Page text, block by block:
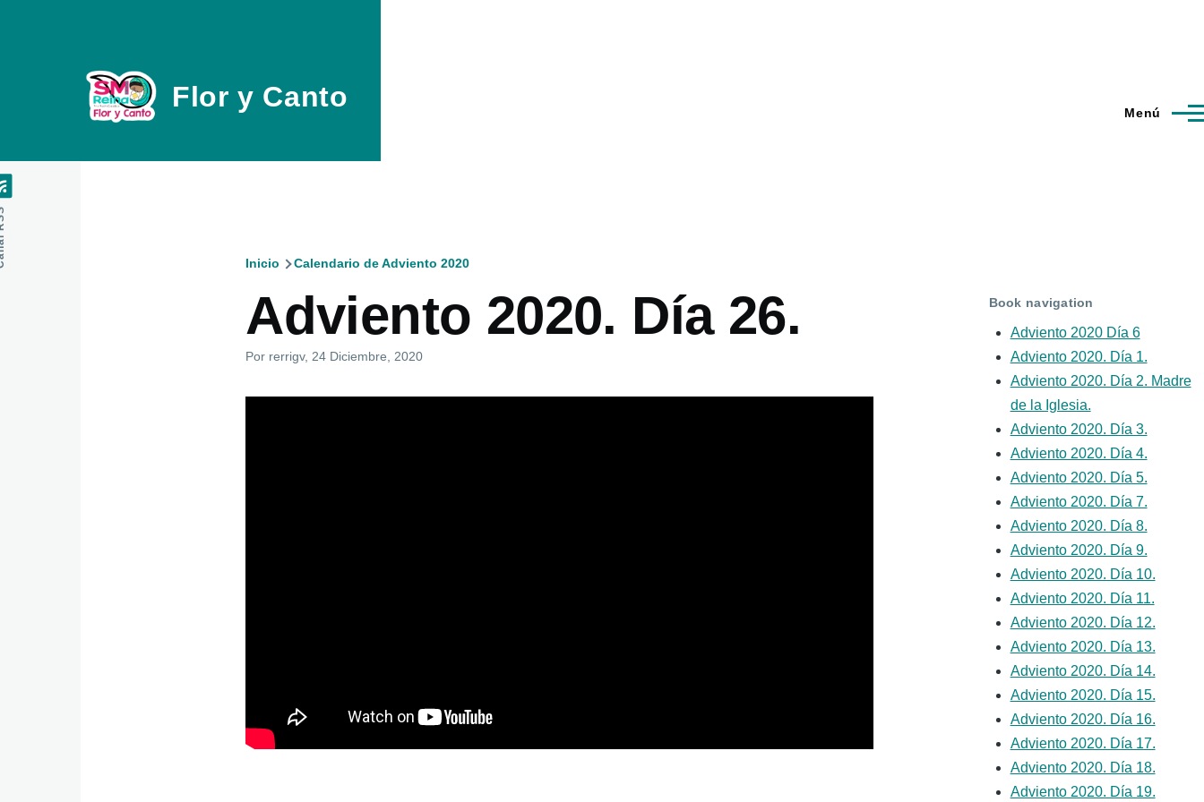
Flor y Canto Menú
de
Inicio Calendario de Adviento 2020
Adviento 2020. Día 26.
Por rerrigv, 24 Diciembre, 2020
Book navigation
Adviento 2020 Día 6
Adviento 2020. Día 1.
Adviento 2020. Día 2. Madre
de la Iglesia.
Adviento 2020. Día 3.
Adviento 2020. Día 4.
Adviento 2020. Día 5.
Adviento 2020. Día 7.
Adviento 2020. Día 8.
Adviento 2020. Día 9.
Adviento 2020. Día 10.
Adviento 2020. Día 11.
Adviento 2020. Día 12.
Adviento 2020. Día 13.
Adviento 2020. Día 14.
Adviento 2020. Día 15.
Adviento 2020. Día 16.
Adviento 2020. Día 17.
Adviento 2020. Día 18.
Adviento 2020. Día 19.